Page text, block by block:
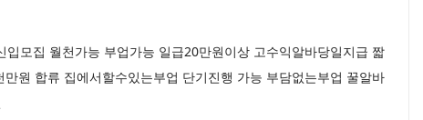
모집 월천가능 부업가능 일급20만원이상 고수익알바당일지급 짧
원 합류 집에서할수있는부업 단기진행 가능 부담없는부업 꿀알바